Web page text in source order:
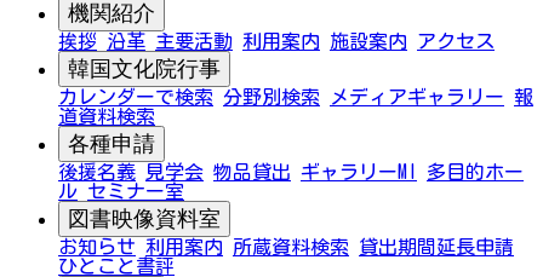
機関紹介
挨拶 沿革 主要活動 利用案内 施設案内 アクセス
韓国文化院行事
カレンダーで検索 分野別検索 メディアギャラリー 報
道資料検索
各種申請
後援名義 見学会 物品貸出 ギャラリーMI
多目的ホー
ル セミナー室
図書映像資料室
お知らせ 利用案内 所蔵資料検索
貸出期間延長申請
ひとこと書評